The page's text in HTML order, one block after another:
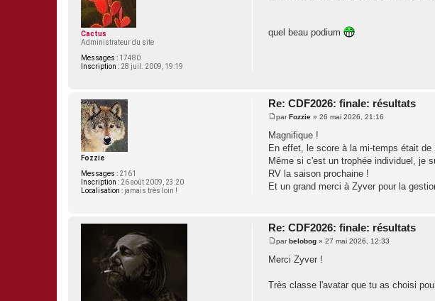
Cactus
Administrateur du site
Messages : 17480
Inscription : 28 juil. 2009, 19:19
e
quel beau podium
Fozzie
Messages : 2161
Inscription : 26 août 2009, 23:20
Localisation :jamais très loin !
Re: CDF2026: finale: résultats
M
s
s
a
g
e
parFozzie» 26 mai 2026, 21:16
Magnifique !
En effet, le score à la mi-temps était de
Même si c'est un trophée individuel, je
RV la saison prochaine !
Et un grand merci à Zyver pour la
Re: CDF2026: finale: résultats
M
s
a
g
parbelobog» 27 mai 2026, 12:33
Merci Zyver !
Très classe l'avatar que tu as choisi